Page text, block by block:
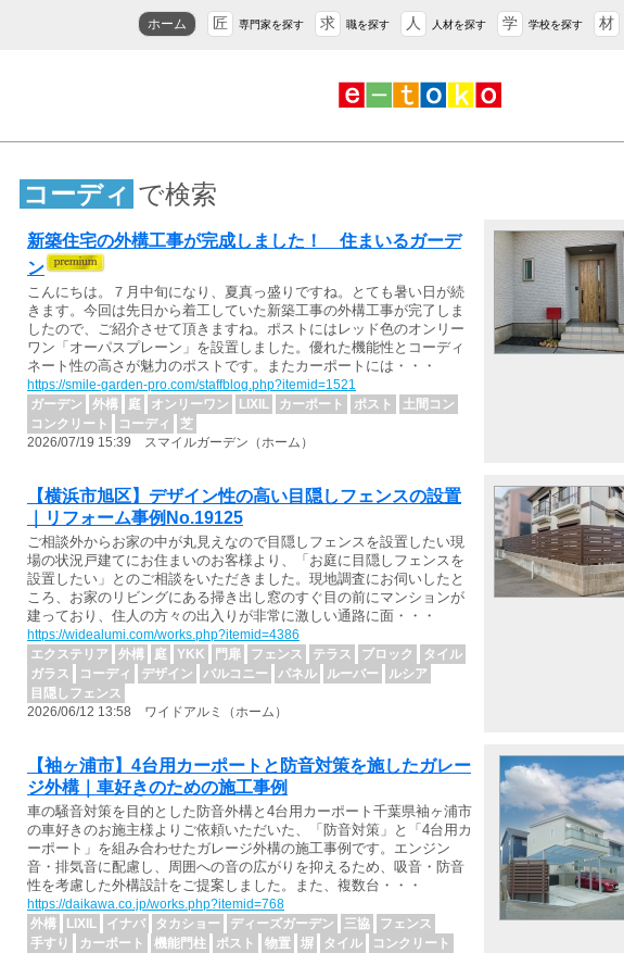
ホーム 匠 専門家を探す 求 職を探す 人 人材を探す 学 学校を探す 材
コーディ で検索
新築住宅の外構工事が完成しました！ 住まいるガーデ
ン
こんにちは。７月中旬になり、夏真っ盛りですね。とても暑い日が続
きます。今回は先日から着工していた新築工事の外構工事が完了しま
したので、ご紹介させて頂きますね。ポストにはレッド色のオンリー
ワン「オーパスプレーン」を設置しました。優れた機能性とコーディ
ネート性の高さが魅力のポストです。またカーポートには・・・
https://smile-garden-pro.com/staffblog.php?itemid=1521
ガーデン
外構 庭 オンリーワン LIXIL カーポート ポスト
土間コン
コンクリート
コーディ
芝
2026/07/19 15:39 スマイルガーデン（ホーム）
【横浜市旭区】デザイン性の高い目隠しフェンスの設置
｜リフォーム事例No.19125
ご相談外からお家の中が丸見えなので目隠しフェンスを設置したい現
場の状況戸建てにお住まいのお客様より、「お庭に目隠しフェンスを
設置したい」とのご相談をいただきました。現地調査にお伺いしたと
ころ、お家のリビングにある掃き出し窓のすぐ目の前にマンションが
建っており、住人の方々の出入りが非常に激しい通路に面・・・
https://widealumi.com/works.php?itemid=4386
エクステリア
外構 庭 YKK 門扉 フェンス テラス ブロック
タイル
ガラス
コーディ デザイン バルコニー パネル ルーバー
ルシア
目隠しフェンス
2026/06/12 13:58 ワイドアルミ（ホーム）
【袖ヶ浦市】4台用カーポートと防音対策を施したガレー
ジ外構｜車好きのための施工事例
車の騒音対策を目的とした防音外構と4台用カーポート千葉県袖ヶ浦市
の車好きのお施主様よりご依頼いただいた、「防音対策」と「4台用カ
ーポート」を組み合わせたガレージ外構の施工事例です。エンジン
音・排気音に配慮し、周囲への音の広がりを抑えるため、吸音・防音
性を考慮した外構設計をご提案しました。また、複数台・・・
https://daikawa.co.jp/works.php?itemid=768
外構
LIXIL イナバ タカショー ディーズガーデン 三協
フェンス
手すり
カーポート 機能門柱 ポスト 物置 塀 タイル
コンクリート